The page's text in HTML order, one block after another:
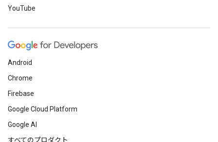
YouTube
Android
Chrome
Firebase
Google Cloud Platform
Google AI
すべてのプロダクト